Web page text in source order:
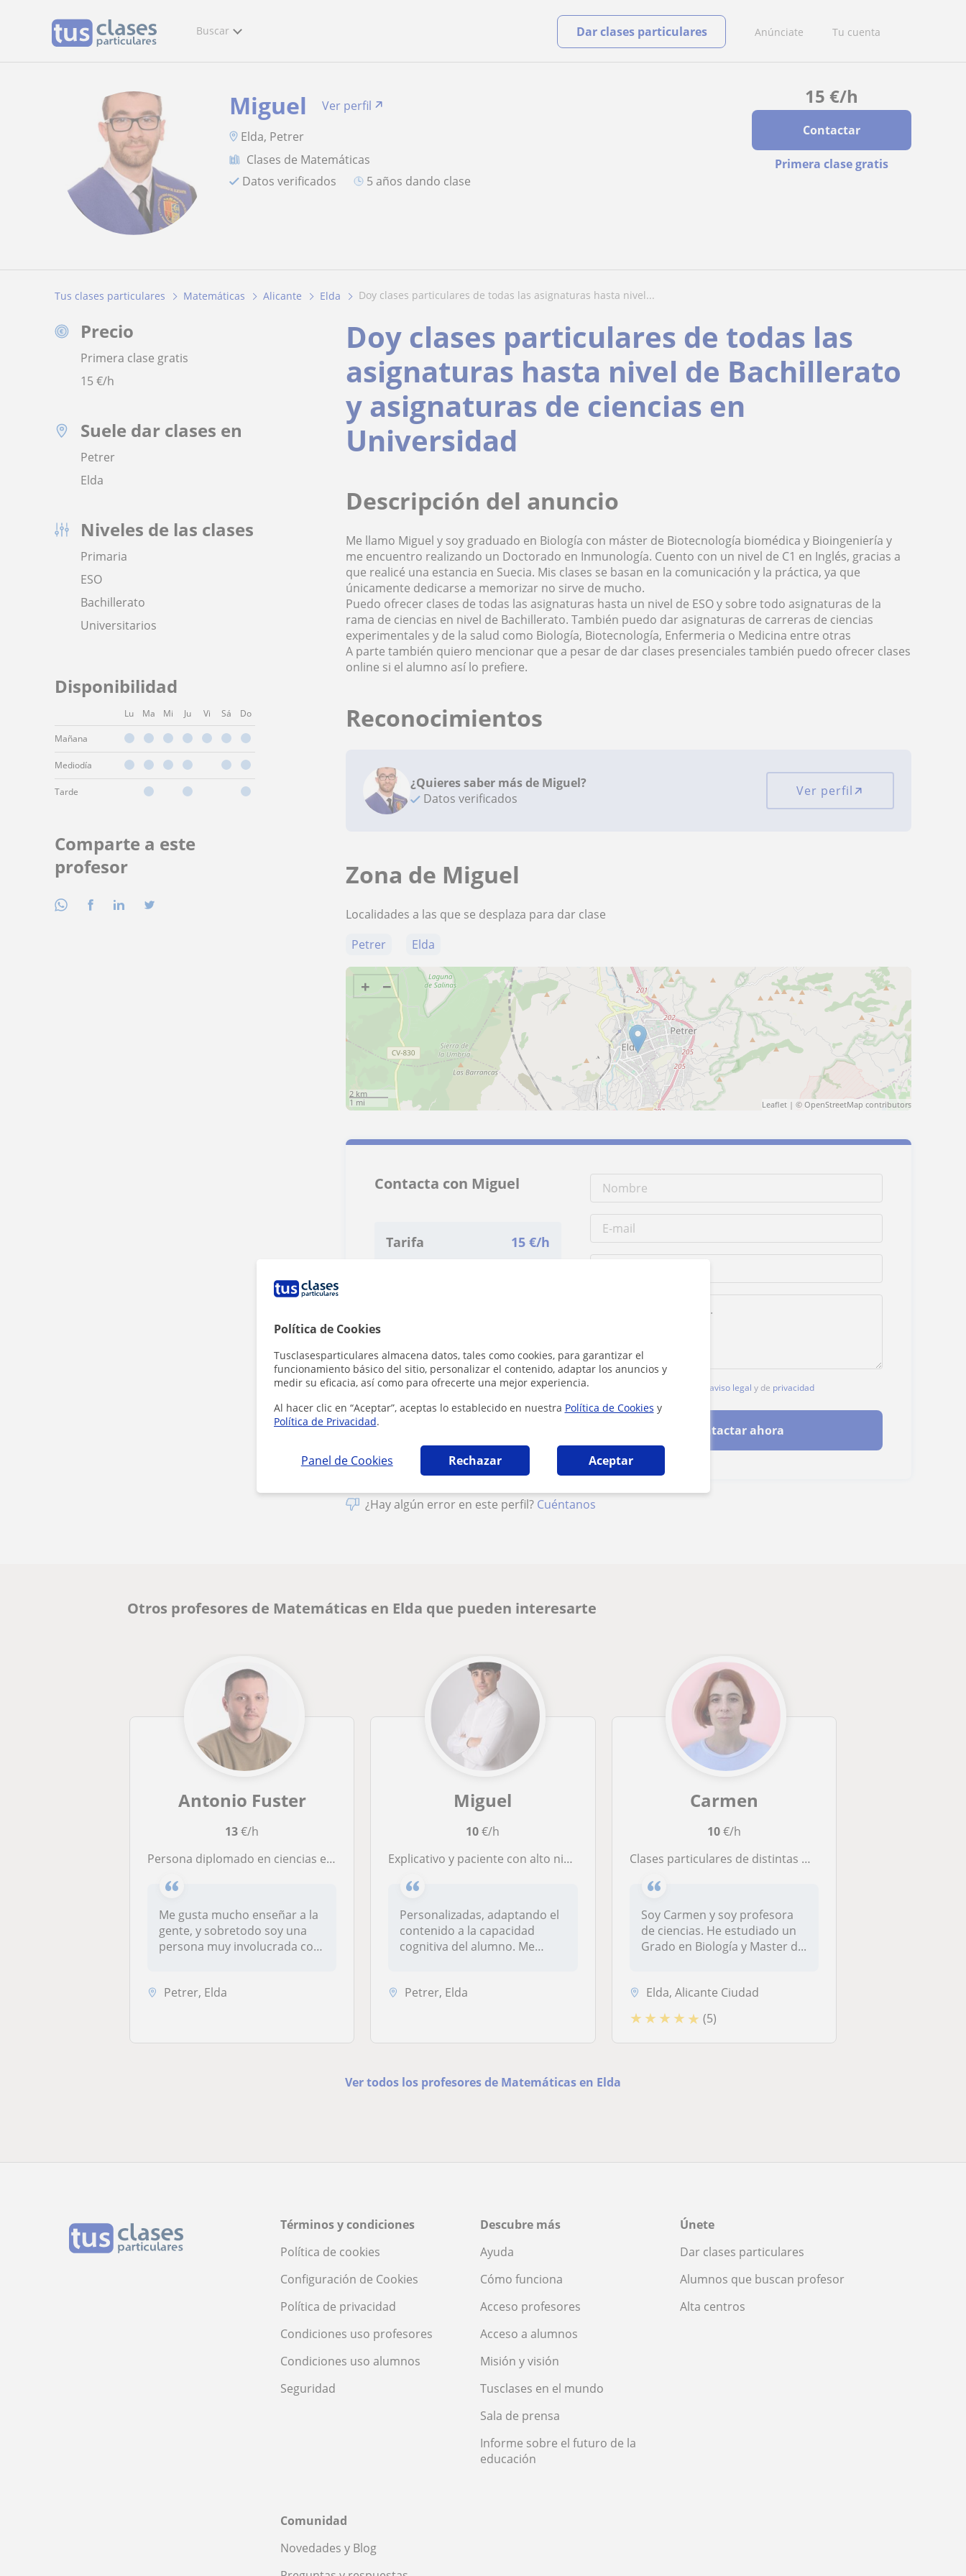
Política de Cookies
Tusclasesparticulares almacena datos, tales como cookies, para garantizar el
funcionamiento básico del sitio, personalizar el contenido, adaptar los anuncios y
medir su eficacia, así como para ofrecerte una mejor experiencia.
Al hacer clic en “Aceptar”, aceptas lo establecido en nuestra Política de Cookies y
Política de Privacidad.
Panel de Cookies Rechazar Aceptar
Buscar Anúnciate Tu cuenta
Dar clases particulares
15 €/h
Contactar
Primera clase gratis
Miguel
Ver perfil
Elda, Petrer
Clases de Matemáticas
Datos verificados
5 años dando clase
Tus clases particulares Matemáticas Alicante Elda doy clases particulares de todas las asignaturas hasta nivel...
Precio
Primera clase gratis
15€/h
Suele dar clases en
Petrer
Elda
Niveles de las clases
Primaria
ESO
Bachillerato
Universitarios
Disponibilidad
Lu Ma Mi Ju Vi Sá Do
Mañana
Mediodía
Tarde
Comparte a este
profesor
Doy clases particulares de todas las
asignaturas hasta nivel de Bachillerato
y asignaturas de ciencias en
Universidad
Descripción del anuncio
Me llamo Miguel y soy graduado en Biología con máster de Biotecnología biomédica y Bioingeniería y
me encuentro realizando un Doctorado en Inmunología. Cuento con un nivel de C1 en Inglés, gracias a
que realicé una estancia en Suecia. Mis clases se basan en la comunicación y la práctica, ya que
únicamente dedicarse a memorizar no sirve de mucho.
Puedo ofrecer clases de todas las asignaturas hasta un nivel de ESO y sobre todo asignaturas de la
rama de ciencias en nivel de Bachillerato. También puedo dar asignaturas de carreras de ciencias
experimentales y de la salud como Biología, Biotecnología, Enfermeria o Medicina entre otras
A parte también quiero mencionar que a pesar de dar clases presenciales también puedo ofrecer clases
online si el alumno así lo prefiere.
Reconocimientos
¿Quieres saber más de Miguel?
Datos verificados
Ver perfil
Zona de Miguel
Localidades a las que se desplaza para dar clase
Petrer
Elda
+ −
2 km
1 mi
Leaflet| © OpenStreetMap contributors
Contacta con Miguel
Tarifa 15 €/h
aviso legal y de privacidad
Contactar ahora
¿Hay algún error en este perfil? Cuéntanos
Otros profesores de Matemáticas en Elda que pueden interesarte
Antonio Fuster
13€/h
Persona diplomado en ciencias empresariales trabajando más de 10 años en el sector administrativo
Me gusta mucho enseñar a la
gente, y sobretodo soy una
persona muy involucrada con
Petrer, Elda
Miguel
10€/h
Explicativo y paciente con alto nivel en ciencias puras. Para todos los niveles
Personalizadas, adaptando el
contenido a la capacidad
cognitiva del alumno. Me
Petrer, Elda
Carmen
10€/h
Clases particulares de distintas materias nivel Primaria, ESO, Bachillerato
Soy Carmen y soy profesora
de ciencias. He estudiado un
Grado en Biología y Master d...
Elda, Alicante Ciudad
★ ★ ★ ★ ★ (5)
Ver todos los profesores de Matemáticas en Elda
Términos y condiciones
Política de cookies
Configuración de Cookies
Política de privacidad
Condiciones uso profesores
Condiciones uso alumnos
Seguridad
Descubre más
Ayuda
Cómo funciona
Acceso profesores
Acceso a alumnos
Misión y visión
Tusclases en el mundo
Sala de prensa
Informe sobre el futuro de la
educación
Únete
Dar clases particulares
Alumnos que buscan profesor
Alta centros
Comunidad
Novedades y Blog